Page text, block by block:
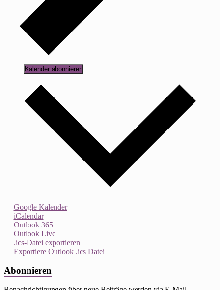
Kalender abonnieren
Google Kalender
iCalendar
Outlook 365
Outlook Live
.ics-Datei exportieren
Exportiere Outlook .ics Datei
Abonnieren